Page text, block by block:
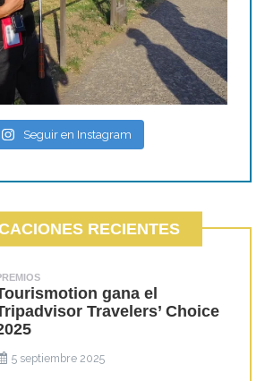
Seguir en Instagram
RECIENTES
gana el
Travelers’ Choice
5 septiembre 2025